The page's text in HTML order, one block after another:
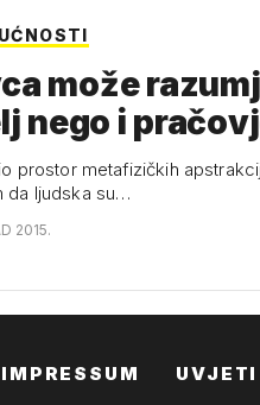
može
nego i
prostor metafizičkih
da ljudska su…
2015.
IMPRESSUM